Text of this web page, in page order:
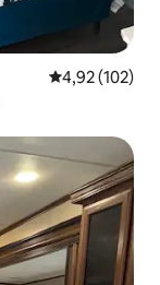
Средна
4,92 (102)